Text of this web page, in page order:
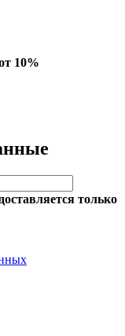
10%
только